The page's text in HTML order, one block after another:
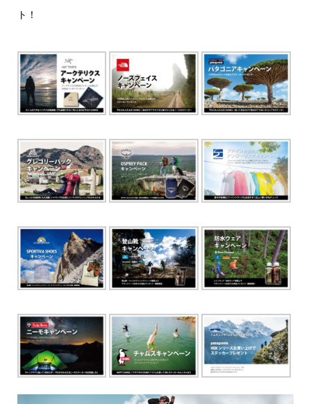
ト！